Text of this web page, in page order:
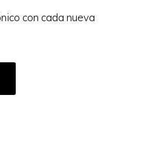
con cada nueva